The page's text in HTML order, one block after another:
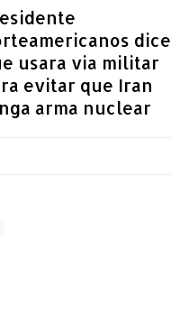
dice
usara via militar
evitar que Iran
arma nuclear